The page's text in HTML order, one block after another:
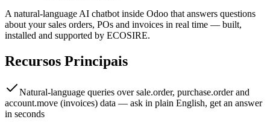
A natural-language AI chatbot inside Odoo that answers questions
about your sales orders, POs and invoices in real time — built,
installed and supported by ECOSIRE.
Recursos Principais
Natural-language queries over sale.order, purchase.order and
account.move (invoices) data — ask in plain English, get an answer
in seconds